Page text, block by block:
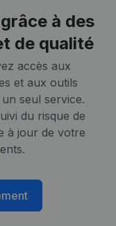
à des
de qualité
accès aux
et aux outils
seul service.
du risque de
à jour de votre